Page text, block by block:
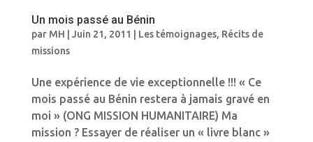
Un mois passé au Bénin
par MH Juin 21, 2011 Les témoignages, Récits de
missions
Une expérience de vie exceptionnelle !!! « Ce
mois passé au Bénin restera à jamais gravé en
moi » (ONG MISSION HUMANITAIRE) Ma
mission ? Essayer de réaliser un « livre blanc »